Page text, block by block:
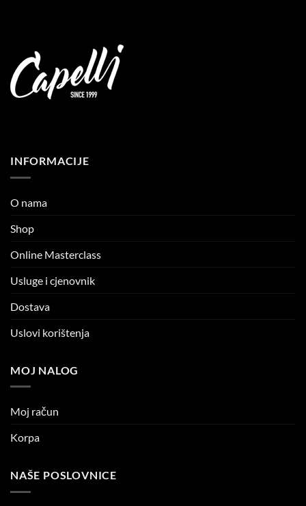
INFORMACIJE
O nama
Shop
Online Masterclass
Usluge i cjenovnik
Dostava
Uslovi korištenja
MOJ NALOG
Moj račun
Korpa
NAŠE POSLOVNICE